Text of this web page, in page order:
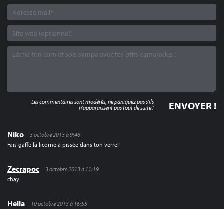
Niko
3 octobre 2013 à 9:46
Fais gaffe la licorne à pissée dans ton verre!
Zecrapoc
3 octobre 2013 à 11:19
chay
Hella
10 octobre 2013 à 16:55
Les commentaires sont modérés, ne paniquez pas s'ils
n'apparaissent pas tout de suite !